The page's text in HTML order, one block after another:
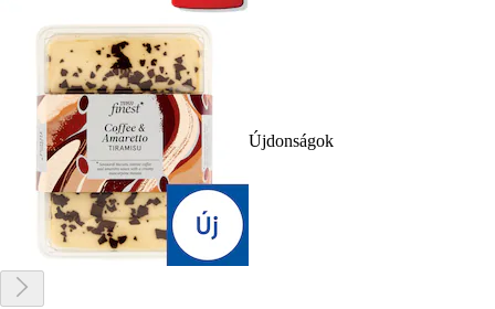
Újdonságok